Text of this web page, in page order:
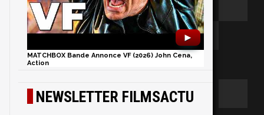
►
MATCHBOX Bande Annonce VF (2026) John Cena,
Action
NEWSLETTER FILMSACTU